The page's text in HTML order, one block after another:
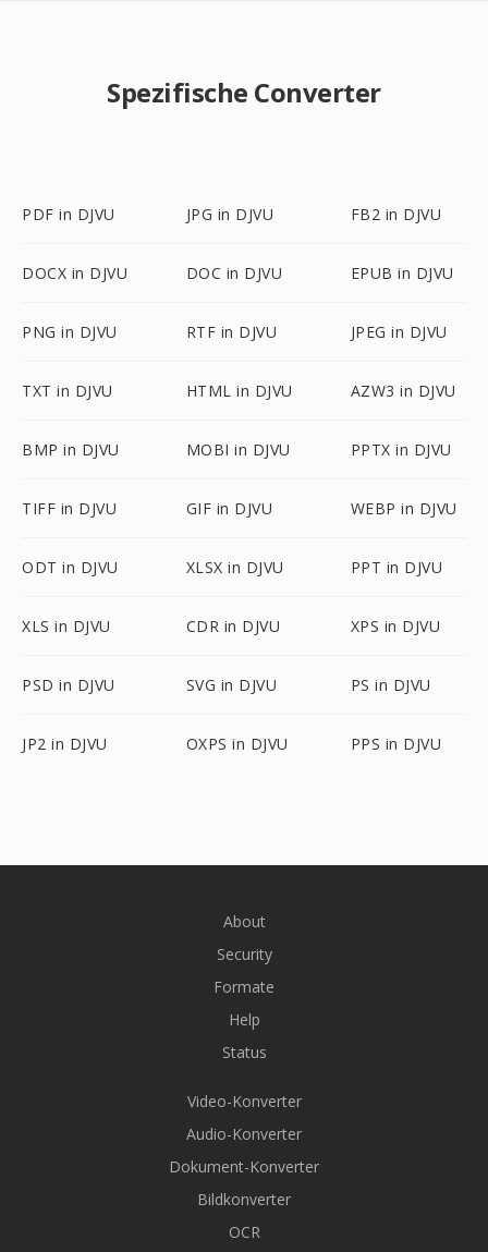
Spezifische Converter
PDF in DJVU JPG in DJVU FB2 in DJVU
DOCX in DJVU DOC in DJVU EPUB in DJVU
PNG in DJVU RTF in DJVU JPEG in DJVU
TXT in DJVU HTML in DJVU AZW3 in DJVU
BMP in DJVU MOBI in DJVU PPTX in DJVU
TIFF in DJVU GIF in DJVU WEBP in DJVU
ODT in DJVU XLSX in DJVU PPT in DJVU
XLS in DJVU CDR in DJVU XPS in DJVU
PSD in DJVU SVG in DJVU PS in DJVU
JP2 in DJVU OXPS in DJVU PPS in DJVU
About
Security
Formate
Help
Status
Video-Konverter
Audio-Konverter
Dokument-Konverter
Bildkonverter
OCR